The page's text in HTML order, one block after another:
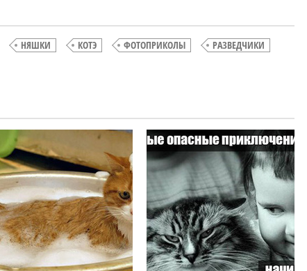
НЯШКИ КОТЭ ФОТОПРИКОЛЫ
РАЗВЕДЧИКИ
Малыши:
Молоко и
уголь
Прикольная
подборка
няшек в
умывальнике
(ч.2)